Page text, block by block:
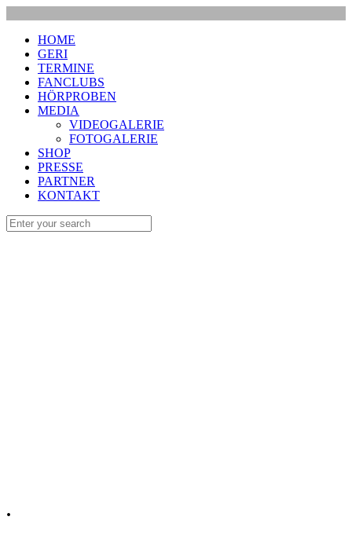
HOME
GERI
TERMINE
FANCLUBS
HÖRPROBEN
MEDIA
VIDEOGALERIE
FOTOGALERIE
SHOP
PRESSE
PARTNER
KONTAKT
.